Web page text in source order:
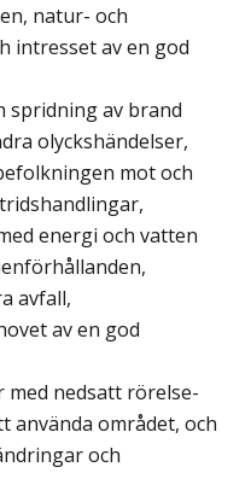
natur- och
intresset av en god
spridning av brand
olyckshändelser,
mot och
energi och vatten
avfall,
av en god
nedsatt rörelse-
området, och
och